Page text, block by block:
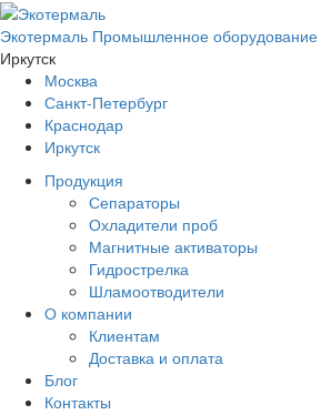
Экотермаль Промышленное оборудование
Иркутск
Москва
Санкт-Петербург
Краснодар
Иркутск
Продукция
Сепараторы
Охладители проб
Магнитные активаторы
Гидрострелка
Шламоотводители
О компании
Клиентам
Доставка и оплата
Блог
Контакты